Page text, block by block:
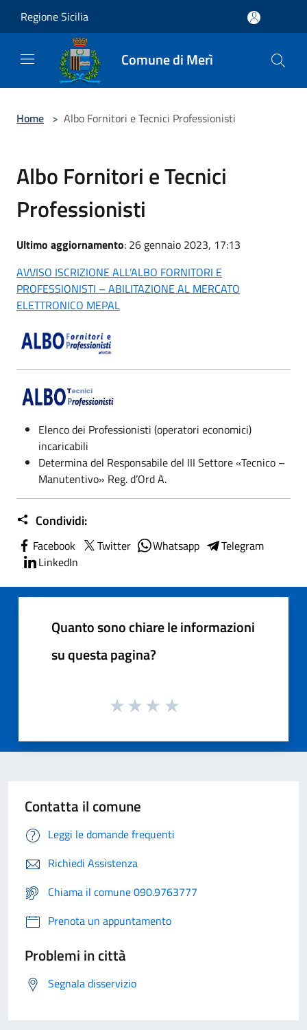
Regione Sicilia
Comune di Merì
Home > Albo Fornitori e Tecnici Professionisti
Albo Fornitori e Tecnici
Professionisti
Ultimo aggiornamento: 26 gennaio 2023, 17:13
AVVISO ISCRIZIONE ALL’ALBO FORNITORI E
PROFESSIONISTI – ABILITAZIONE AL MERCATO
ELETTRONICO MEPAL
Elenco dei Professionisti (operatori economici)
incaricabili
Determina del Responsabile del III Settore «Tecnico –
Manutentivo» Reg. d’Ord A.
Condividi:
Facebook Twitter Whatsapp
Telegram
LinkedIn
Quanto sono chiare le informazioni
su questa pagina?
Contatta il comune
Leggi le domande frequenti
Richiedi Assistenza
Chiama il comune 090.9763777
Prenota un appuntamento
Problemi in città
Segnala disservizio